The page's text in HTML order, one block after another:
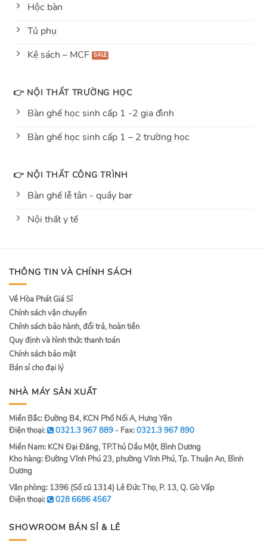
Hộc bàn
Tủ phụ
Kệ sách – MCF
👉 NỘI THẤT TRƯỜNG HỌC
Bàn ghế học sinh cấp 1 -2 gia đình
Bàn ghế học sinh cấp 1 – 2 trường học
👉 NỘI THẤT CÔNG TRÌNH
Bàn ghế lễ tân - quầy bar
Nội thất y tế
THÔNG TIN VÀ CHÍNH SÁCH
Về Hòa Phát Giá Sỉ
Chính sách vận chuyển
Chính sách bảo hành, đổi trả, hoàn tiền
Quy định và hình thức thanh toán
Chính sách bảo mật
Bán sỉ cho đại lý
NHÀ MÁY SẢN XUẤT
Miền Bắc: Đường B4, KCN Phố Nối A, Hưng Yên
Điện thoại:
0321.3 967 889 - Fax:0321.3 967 890
Miền Nam: KCN Đại Đăng, TP.Thủ Dầu Một, Bình Dương
Kho hàng: Đường Vĩnh Phú 23, phường Vĩnh Phú, Tp. Thuận An, Bình
Dương
Văn phòng: 1396 (Số cũ 1314) Lê Đức Thọ, P. 13, Q. Gò Vấp
Điện thoại:
028 6686 4567
SHOWROOM BÁN SỈ & LẺ